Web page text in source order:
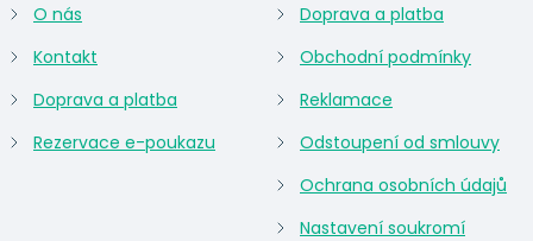
O nás
Kontakt
Doprava a platba
Rezervace e-poukazu
Doprava a platba
Obchodní podmínky
Reklamace
Odstoupení od smlouvy
Ochrana osobních údajů
Nastavení soukromí